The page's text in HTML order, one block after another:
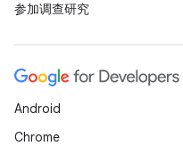
参加调查研究
Android
Chrome